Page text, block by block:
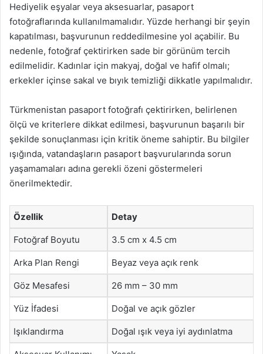
Hediyelik eşyalar veya aksesuarlar, pasaport
fotoğraflarında kullanılmamalıdır. Yüzde herhangi bir şeyin
kapatılması, başvurunun reddedilmesine yol açabilir. Bu
nedenle, fotoğraf çektirirken sade bir görünüm tercih
edilmelidir. Kadınlar için makyaj, doğal ve hafif olmalı;
erkekler içinse sakal ve bıyık temizliği dikkatle yapılmalıdır.
Türkmenistan pasaport fotoğrafı çektirirken, belirlenen
ölçü ve kriterlere dikkat edilmesi, başvurunun başarılı bir
şekilde sonuçlanması için kritik öneme sahiptir. Bu bilgiler
ışığında, vatandaşların pasaport başvurularında sorun
yaşamamaları adına gerekli özeni göstermeleri
önerilmektedir.
Özellik Detay
Fotoğraf Boyutu 3.5 cm x 4.5 cm
Arka Plan Rengi Beyaz veya açık renk
Göz Mesafesi 26 mm – 30 mm
Yüz İfadesi Doğal ve açık gözler
Işıklandırma Doğal ışık veya iyi aydınlatma